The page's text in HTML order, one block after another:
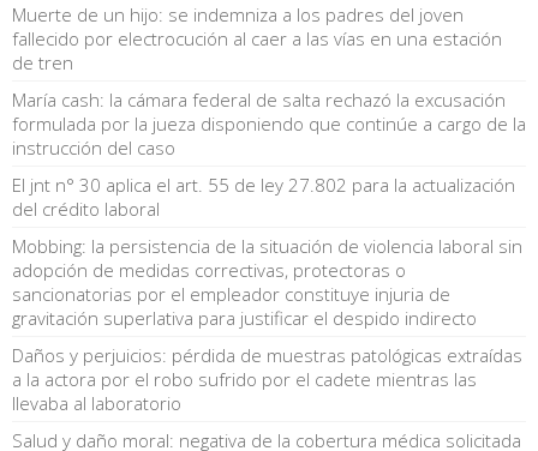
Muerte de un hijo: se indemniza a los padres del joven
fallecido por electrocución al caer a las vías en una estación
de tren
María cash: la cámara federal de salta rechazó la excusación
formulada por la jueza disponiendo que continúe a cargo de la
instrucción del caso
El jnt n° 30 aplica el art. 55 de ley 27.802 para la actualización
del crédito laboral
Mobbing: la persistencia de la situación de violencia laboral sin
adopción de medidas correctivas, protectoras o
sancionatorias por el empleador constituye injuria de
gravitación superlativa para justificar el despido indirecto
Daños y perjuicios: pérdida de muestras patológicas extraídas
a la actora por el robo sufrido por el cadete mientras las
llevaba al laboratorio
Salud y daño moral: negativa de la cobertura médica solicitada